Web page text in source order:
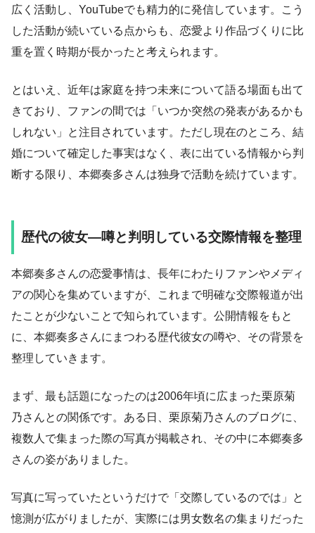
広く活動し、YouTubeでも精力的に発信しています。こう
した活動が続いている点からも、恋愛より作品づくりに比
重を置く時期が長かったと考えられます。
とはいえ、近年は家庭を持つ未来について語る場面も出て
きており、ファンの間では「いつか突然の発表があるかも
しれない」と注目されています。ただし現在のところ、結
婚について確定した事実はなく、表に出ている情報から判
断する限り、本郷奏多さんは独身で活動を続けています。
歴代の彼女—噂と判明している交際情報を整理
本郷奏多さんの恋愛事情は、長年にわたりファンやメディ
アの関心を集めていますが、これまで明確な交際報道が出
たことが少ないことで知られています。公開情報をもと
に、本郷奏多さんにまつわる歴代彼女の噂や、その背景を
整理していきます。
まず、最も話題になったのは2006年頃に広まった栗原菊
乃さんとの関係です。ある日、栗原菊乃さんのブログに、
複数人で集まった際の写真が掲載され、その中に本郷奏多
さんの姿がありました。
写真に写っていたというだけで「交際しているのでは」と
憶測が広がりましたが、実際には男女数名の集まりだった